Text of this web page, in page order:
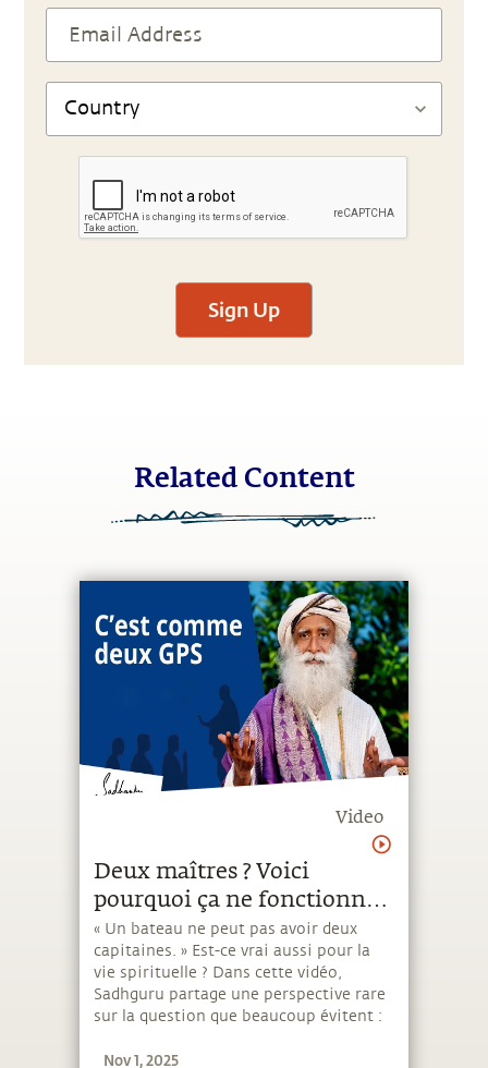
Sign Up
Related Content
Video
Deux maîtres ? Voici
pourquoi ça ne fonctionne
presque jamais
« Un bateau ne peut pas avoir deux
capitaines. » Est-ce vrai aussi pour la
vie spirituelle ? Dans cette vidéo,
Sadhguru partage une perspective rare
sur la question que beaucoup évitent :
évoque : – Les risques de fragmentation
Nov 1, 2025